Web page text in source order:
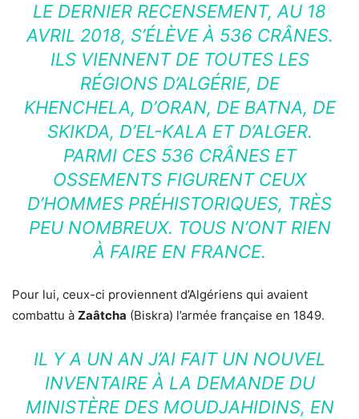
LE DERNIER RECENSEMENT, AU 18
AVRIL 2018, S’ÉLÈVE À 536 CRÂNES.
ILS VIENNENT DE TOUTES LES
RÉGIONS D’ALGÉRIE, DE
KHENCHELA, D’ORAN, DE BATNA, DE
SKIKDA, D’EL-KALA ET D’ALGER.
PARMI CES 536 CRÂNES ET
OSSEMENTS FIGURENT CEUX
D’HOMMES PRÉHISTORIQUES, TRÈS
PEU NOMBREUX. TOUS N’ONT RIEN
À FAIRE EN FRANCE.
Pour lui, ceux-ci proviennent d’Algériens qui avaient
combattu à Zaâtcha (Biskra) l’armée française en 1849.
IL Y A UN AN J’AI FAIT UN NOUVEL
INVENTAIRE À LA DEMANDE DU
MINISTÈRE DES MOUDJAHIDINS, EN